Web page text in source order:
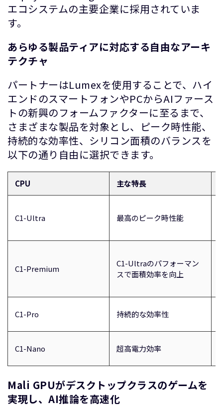
エコシステムの主要企業に採用されていま
す。
あらゆる製品ティアに対応する自由なアーキ
テクチャ
パートナーはLumexを使用することで、ハイ
エンドのスマートフォンやPCからAIファース
トの新興のフォームファクターに至るまで、
さまざまな製品を対象とし、ピーク時性能、
持続的な効率性、シリコン面積のバランスを
以下の通り自由に選択できます。
CPU 主な特長
C1-Ultra 最高のピーク時性能
C1-Premium
C1-Ultraのパフォーマン
スで面積効率を向上
C1-Pro 持続的な効率性
C1-Nano 超高電力効率
Mali GPUがデスクトップクラスのゲームを
実現し、AI推論を高速化